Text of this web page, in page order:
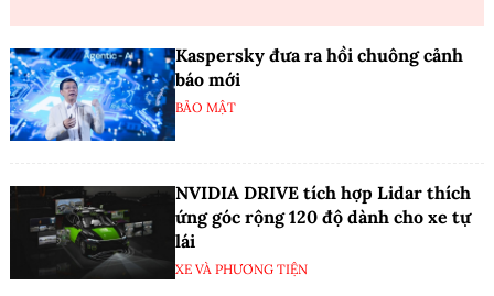
Kaspersky đưa ra hồi chuông cảnh
báo mới
BẢO MẬT
NVIDIA DRIVE tích hợp Lidar thích
ứng góc rộng 120 độ dành cho xe tự
lái
XE VÀ PHƯƠNG TIỆN